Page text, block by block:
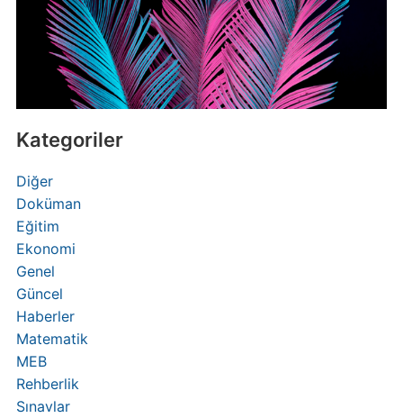
Kategoriler
Diğer
Doküman
Eğitim
Ekonomi
Genel
Güncel
Haberler
Matematik
MEB
Rehberlik
Sınavlar